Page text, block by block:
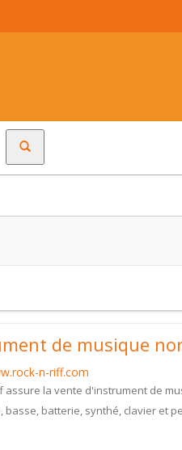
de musique
n-riff.com
assure la vente d'instrument de
basse, batterie, synthé, clavier et